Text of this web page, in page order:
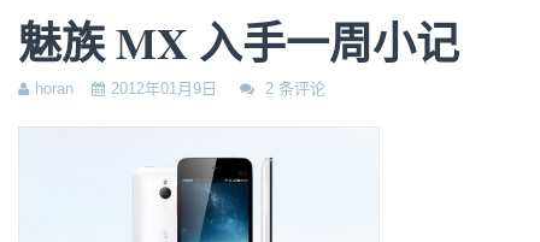
魅族 MX 入手一周小记
horan 2012年01月9日 2 条评论